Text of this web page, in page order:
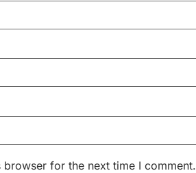
for the next time I comment.